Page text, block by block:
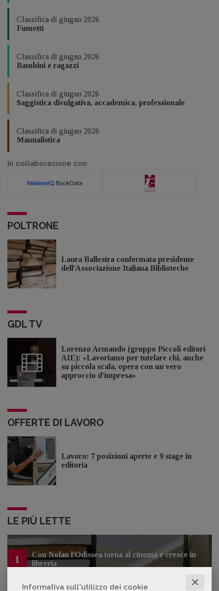
Informativa sull'utilizzo dei cookie ✕
Classifica di giugno 2026
Fumetti
Classifica di giugno 2026
Bambini e ragazzi
Classifica di giugno 2026
Saggistica divulgativa, accademica, professionale
Classifica di giugno 2026
Manualistica
In collaborazione con
POLTRONE
Laura Ballestra confermata presidente
dell’Associazione Italiana Biblioteche
GDL TV
Lorenzo Armando (gruppo Piccoli editori
AIE): «Lavoriamo per tutelare chi, anche
su piccola scala, opera con un vero
approccio d'impresa»
OFFERTE DI LAVORO
Lavoro: 7 posizioni aperte e 9 stage in
editoria
LE PIÙ LETTE
1
Con Nolan l’Odissea torna al cinema e cresce in
libreria